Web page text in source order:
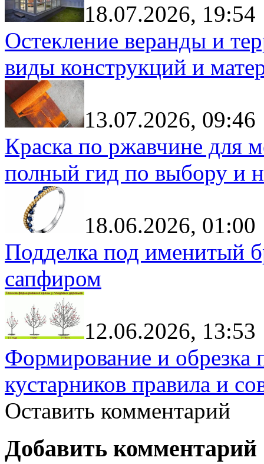
18.07.2026, 19:54
Остекление веранды и
виды конструкций и
13.07.2026, 09:46
Краска по ржавчине для
полный гид по выбору и
18.06.2026, 01:00
Подделка под именитый
сапфиром
12.06.2026, 13:53
Формирование и обрезка
кустарников правила и
Оставить комментарий
Добавить комментарий